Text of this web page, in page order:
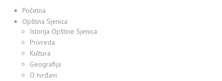
Početna
Opština Sjenica
Istorija Opštine Sjenica
Privreda
Kultura
Geografija
O tvrđavi